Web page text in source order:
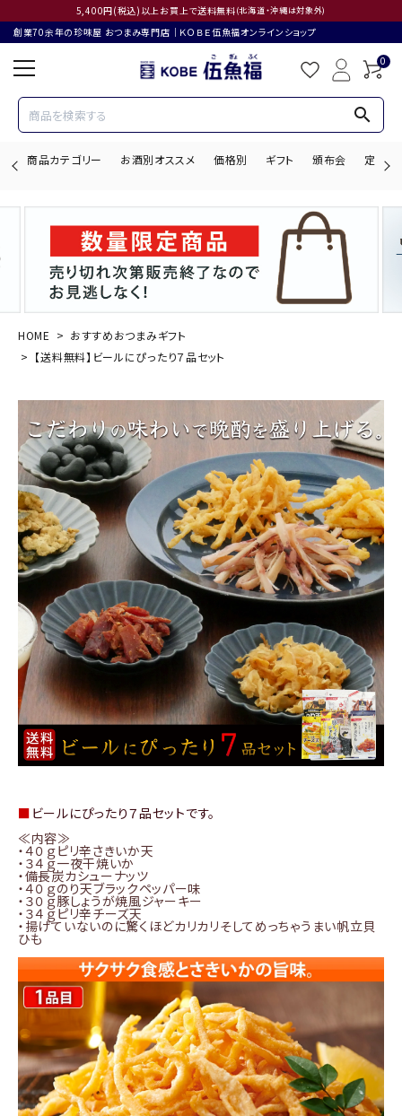
5,400円(税込)以上お買上で送料無料(北海道・沖縄は対象外)
創業70余年の珍味屋 おつまみ専門店│ＫＯＢＥ伍魚福オンラインショップ
0
search
商品カテゴリー お酒別オススメ 価格別 ギフト 頒布会 定期購
search
ACCOUNT MENU
商品カテゴリー
お酒別オススメ
価格別
お問い合わせ
ご利用ガイド
直営店
HOME
おすすめおつまみギフト
【送料無料】ビールにぴったり７品セット
■ ビールにぴったり７品セットです。
≪内容≫
・４０ｇピリ辛さきいか天
・３４ｇ一夜干焼いか
・備長炭カシューナッツ
・４０ｇのり天ブラックペッパー味
・３０ｇ豚しょうが焼風ジャーキー
・３４ｇピリ辛チーズ天
・揚げていないのに驚くほどカリカリそしてめっちゃうまい帆立貝
ひも